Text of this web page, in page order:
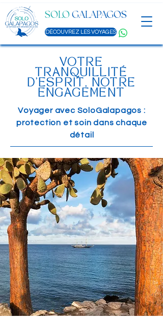
SOLO GALAPAGOS
DÉCOUVREZ LES VOYAGES
VOTRE
TRANQUILLITÉ
D'ESPRIT, NOTRE
ENGAGEMENT
Voyager avec SoloGalapagos :
protection et soin dans chaque
détail